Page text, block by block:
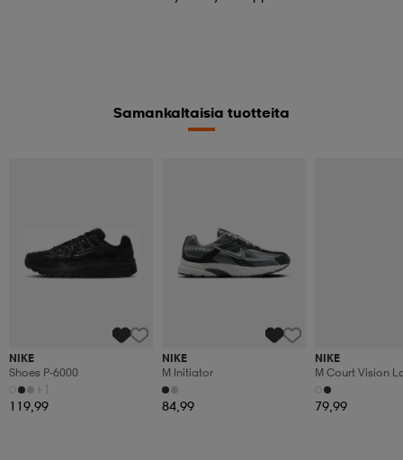
Samankaltaisia tuotteita
NIKE
Shoes P-6000
+1
119,99
NIKE
M Initiator
84,99
NIKE
M Court Vision
79,99